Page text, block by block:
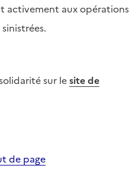
activement aux opérations
sur lesite de
de page